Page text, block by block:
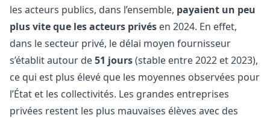
les acteurs publics, dans l’ensemble, payaient un peu
plus vite que les acteurs privés en 2024. En effet,
dans le secteur privé, le délai moyen fournisseur
s’établit autour de51 jours(stable entre 2022 et 2023),
ce qui est plus élevé que les moyennes observées pour
l’État et les collectivités. Les grandes entreprises
privées restent les plus mauvaises élèves avec des